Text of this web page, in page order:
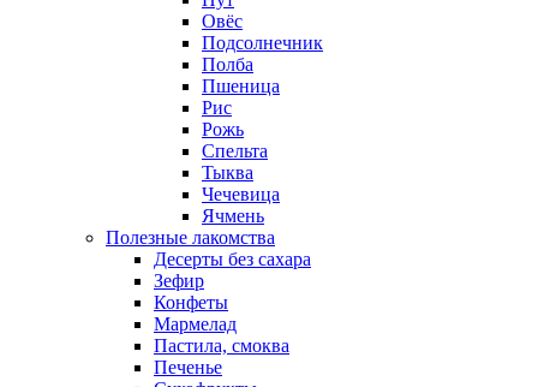
Овёс
Подсолнечник
Полба
Пшеница
Рис
Рожь
Спельта
Тыква
Чечевица
Ячмень
Полезные лакомства
Десерты без сахара
Зефир
Конфеты
Мармелад
Пастила, смоква
Печенье